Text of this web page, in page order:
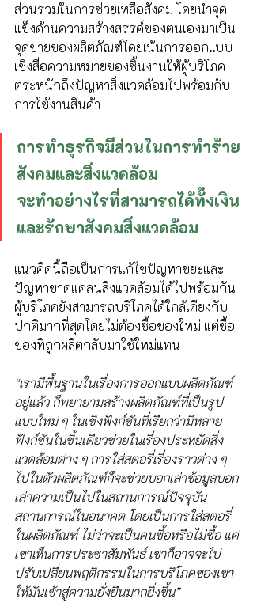
ส่วนร่วมในการช่วยเหลือสังคม โดยนำจุด
แข็งด้านความสร้างสรรค์ของตนเองมาเป็น
จุดขายของผลิตภัณฑ์โดยเน้นการออกแบบ
เชิงสื่อความหมายของชิ้นงานให้ผู้บริโภค
ตระหนักถึงปัญหาสิ่งแวดล้อมไปพร้อมกับ
การใช้งานสินค้า
การทำธุรกิจมีส่วนในการทำร้าย
สังคมและสิ่งแวดล้อม
จะทำอย่างไรที่สามารถได้ทั้งเงิน
และรักษาสังคมสิ่งแวดล้อม
แนวคิดนี้ถือเป็นการแก้ไขปัญหาขยะและ
ปัญหาขาดแคลนสิ่งแวดล้อมได้ไปพร้อมกัน
ผู้บริโภคยังสามารถบริโภคได้ใกล้เคียงกับ
ปกติมากที่สุดโดยไม่ต้องซื้อของใหม่ แต่ซื้อ
ของที่ถูกผลิตกลับมาใช้ใหม่แทน
“เรามีพื้นฐานในเรื่องการออกแบบผลิตภัณฑ์
อยู่แล้ว ก็พยายามสร้างผลิตภัณฑ์ที่เป็นรูป
แบบใหม่ ๆ ในเชิงฟังก์ชันที่เรียกว่ามีหลาย
ฟังก์ชันในชิ้นเดียวช่วยในเรื่องประหยัดสิ่ง
แวดล้อมต่าง ๆ การใส่สตอรี่เรื่องราวต่าง ๆ
ไปในตัวผลิตภัณฑ์ก็จะช่วยบอกเล่าข้อมูลบอก
เล่าความเป็นไปในสถานการณ์ปัจจุบัน
สถานการณ์ในอนาคต โดยเป็นการใส่สตอรี่
ในผลิตภัณฑ์ ไม่ว่าจะเป็นคนซื้อหรือไม่ซื้อ แค่
เขาเห็นการประชาสัมพันธ์ เขาก็อาจจะไป
ปรับเปลี่ยนพฤติกรรมในการบริโภคของเขา
ให้มันเข้าสู่ความยั่งยืนมากยิ่งขึ้น”